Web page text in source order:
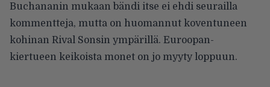
Buchananin mukaan bändi itse ei ehdi seurailla
kommentteja, mutta on huomannut koventuneen
kohinan Rival Sonsin ympärillä. Euroopan-
kiertueen keikoista monet on jo myyty loppuun.